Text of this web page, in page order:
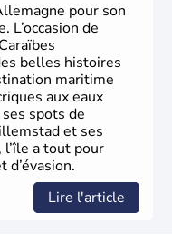
pour son
L’occasion de
belles histoires
maritime
aux eaux
spots de
et ses
l’île a tout pour
d’évasion.
Lire l'article